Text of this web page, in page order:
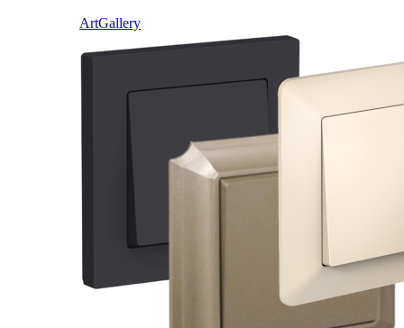
ArtGallery